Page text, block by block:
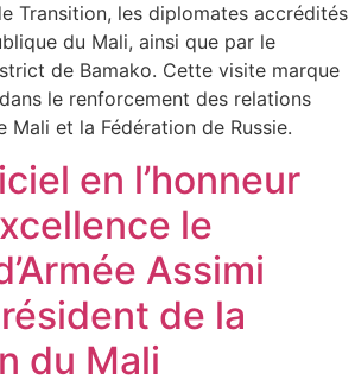
Transition, les diplomates accrédités
du Mali, ainsi que par le
de Bamako. Cette visite marque
le renforcement des relations
Mali et la Fédération de Russie.
en l’honneur
le
Assimi
de la
du Mali